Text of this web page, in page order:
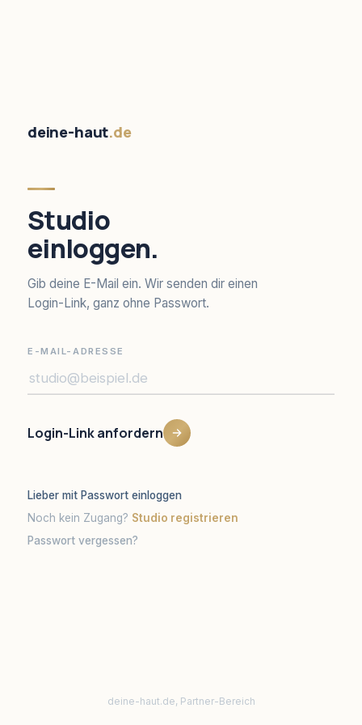
deine-haut.de
Studio
einloggen.
Gib deine E-Mail ein. Wir senden dir einen
Login-Link, ganz ohne Passwort.
E-MAIL-ADRESSE
Login-Link anfordern
Lieber mit Passwort einloggen
Noch kein Zugang? Studio registrieren
Passwort vergessen?
deine-haut.de, Partner-Bereich